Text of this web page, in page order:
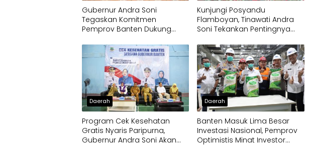
Gubernur Andra Soni
Tegaskan Komitmen
Pemprov Banten Dukung
Kunjungi Posyandu
Flamboyan, Tinawati Andra
Soni Tekankan Pentingnya
Daerah
Program Cek Kesehatan
Gratis Nyaris Paripurna,
Gubernur Andra Soni Akan
Daerah
Banten Masuk Lima Besar
Investasi Nasional, Pemprov
Optimistis Minat Investor